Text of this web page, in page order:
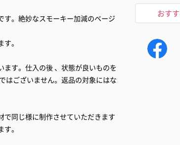
。絶妙なスモーキー加減のベージ
。
す。仕入の後 、状態が良いものを
はございません。返品の対象にはな
同じ様に制作させていただきます
。
おす